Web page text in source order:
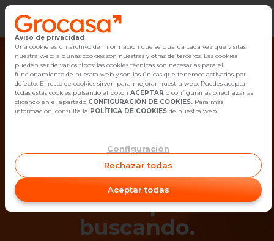
Vender
Buscar Inmuebles
Alquiler
Empleo
Oficinas
Contacto
¡Ups! Ya no está
disponible el
inmueble que estás
buscando.
Aviso de privacidad
Una cookie es un archivo de información que se guarda cada vez que visitas
nuestra web: algunas cookies son nuestras y otras de terceros. Las cookies
pueden ser de varios tipos: las cookies técnicas son necesarias para el
funcionamiento de nuestra web y son las únicas que tenemos activadas por
defecto. El resto de cookies sirven para mejorar nuestra web. Puedes aceptar
todas estas cookies pulsando el botón ACEPTAR o configurarlas o rechazarlas
clicando en el apartado CONFIGURACIÓN DE COOKIES. Para más
información, consulta la POLÍTICA DE COOKIES de nuestra web.
Configuración
Rechazar todas
Aceptar todas